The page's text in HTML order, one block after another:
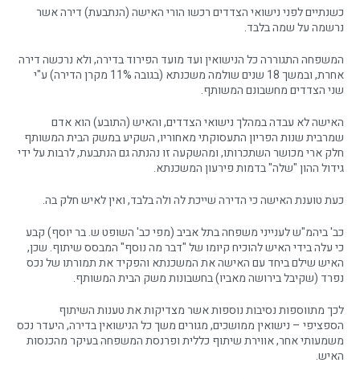
כשנתיים לפני נישואי הצדדים רכשו הורי האישה (הנתבעת) דירה אשר
נרשמה על שמה בלבד.
המשפחה התגוררה כל הנישואין ועד מועד הפירוד בדירה, ולא נרכשה דירה
אחרת, ובמשך 18 שנים שולמה משכנתא (בגובה 11% מקרן הדירה) ע"י
שני הצדדים מחשבונם המשותף.
האישה לא עבדה במהלך נישואי הצדדים, והאיש (התובע) הוא אדם
שמרבית שנות הפריון התעסוקתי מאחוריו, השקיע במשק הבית המשותף
חלק ארי מכושר השתכרותו, ומהשקעה זו נהנתה גם הנתבעת, לרבות על ידי
גידול ההון "שלה" בדמות פירעון המשכנתא.
כעת טוענת האישה כי הדירה שייכת לה ולה בלבד, ואין לאיש חלק בה.
כב' ביהמ"ש לענייני משפחה בתל אביב (מפי כב' השופט ש. בר יוסף) קבע
כי עלה בידי האיש להוכיח קיומו של "דבר מה נוסף" המבסס שיתוף. שכן,
האיש שילם ביחד עם האישה את המשכנתא והפקיד את תמורתו של נכס
נפרד (שקיבל בירושה מאביו) בחשבונות משק הבית המשותף.
לכך מתווספות נסיבות נוספות אשר מצדיקות את טענות השיתוף
הספציפי – נישואין ממושכים, מגורים משך כל הנישואין בדירה, היעדר נכס
משמעותי אחר, אווירת שיתוף כללית ופרנסת המשפחה בעיקר מהכנסות
האיש.